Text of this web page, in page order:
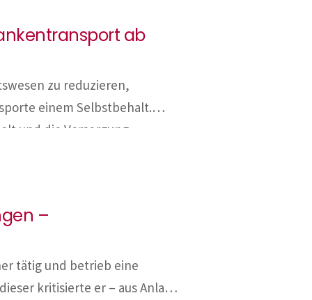
ab
zu reduzieren,
einem Selbstbehalt.
und die Versorgung
unterliegen einem
beziehen, müssen nunmehr
–
tätig und betrieb eine
kritisierte er – aus Anlass